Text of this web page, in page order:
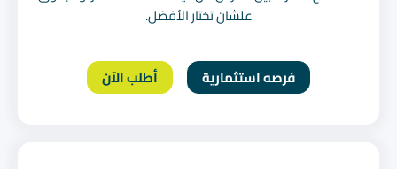
علشان تختار الأفضل.
فرصه استثمارية أطلب الآن